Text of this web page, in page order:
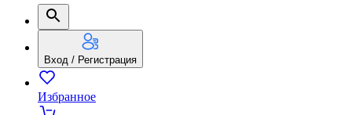
Вход / Регистрация
Избранное